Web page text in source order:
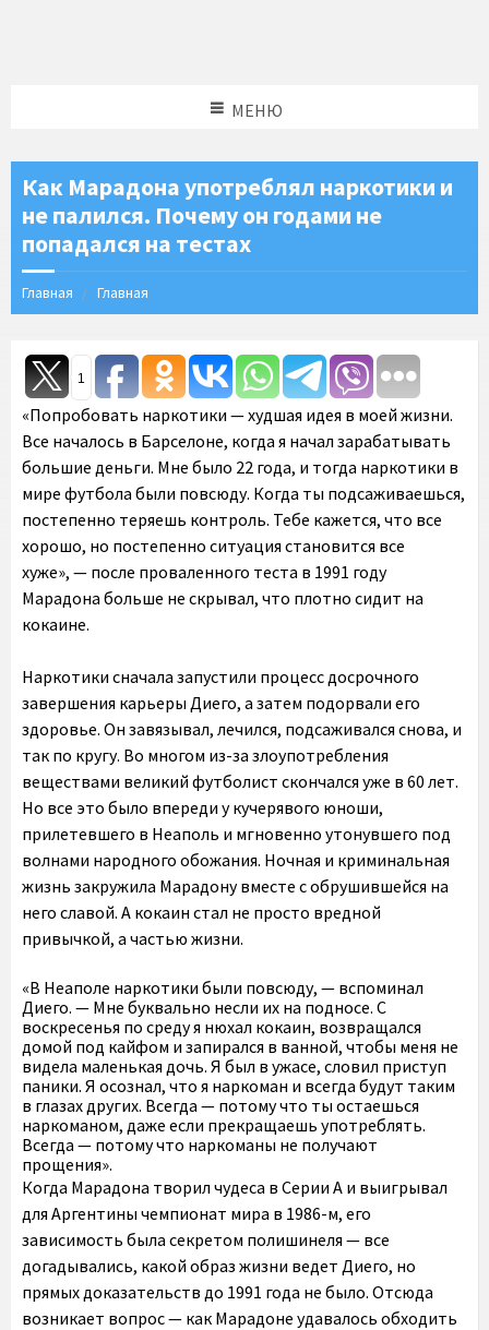
МЕНЮ
Как Марадона употреблял наркотики и
не палился. Почему он годами не
попадался на тестах
Главная Главная
1
«Попробовать наркотики — худшая идея в моей жизни.
Все началось в Барселоне, когда я начал зарабатывать
большие деньги. Мне было 22 года, и тогда наркотики в
мире футбола были повсюду. Когда ты подсаживаешься,
постепенно теряешь контроль. Тебе кажется, что все
хорошо, но постепенно ситуация становится все
хуже», — после проваленного теста в 1991 году
Марадона больше не скрывал, что плотно сидит на
кокаине.
Наркотики сначала запустили процесс досрочного
завершения карьеры Диего, а затем подорвали его
здоровье. Он завязывал, лечился, подсаживался снова, и
так по кругу. Во многом из-за злоупотребления
веществами великий футболист скончался уже в 60 лет.
Но все это было впереди у кучерявого юноши,
прилетевшего в Неаполь и мгновенно утонувшего под
волнами народного обожания. Ночная и криминальная
жизнь закружила Марадону вместе с обрушившейся на
него славой. А кокаин стал не просто вредной
привычкой, а частью жизни.
«В Неаполе наркотики были повсюду, — вспоминал
Диего. — Мне буквально несли их на подносе. С
воскресенья по среду я нюхал кокаин, возвращался
домой под кайфом и запирался в ванной, чтобы меня не
видела маленькая дочь. Я был в ужасе, словил приступ
паники. Я осознал, что я наркоман и всегда будут таким
в глазах других. Всегда — потому что ты остаешься
наркоманом, даже если прекращаешь употреблять.
Всегда — потому что наркоманы не получают
прощения».
Когда Марадона творил чудеса в Серии А и выигрывал
для Аргентины чемпионат мира в 1986-м, его
зависимость была секретом полишинеля — все
догадывались, какой образ жизни ведет Диего, но
прямых доказательств до 1991 года не было. Отсюда
возникает вопрос — как Марадоне удавалось обходить